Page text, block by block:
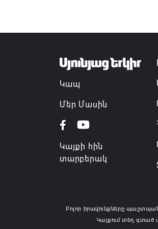
Կապ
Մեր Մասին
Կայքի հին
տարբերակ
Բոլոր իրավունքները
Կայքում տեղ գտած